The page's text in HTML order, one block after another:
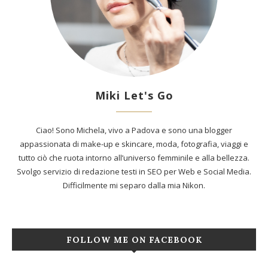
Miki Let's Go
Ciao! Sono Michela, vivo a Padova e sono una blogger
appassionata di make-up e skincare, moda, fotografia, viaggi e
tutto ciò che ruota intorno all’universo femminile e alla bellezza.
Svolgo servizio di redazione testi in SEO per Web e Social Media.
Difficilmente mi separo dalla mia Nikon.
FOLLOW ME ON FACEBOOK